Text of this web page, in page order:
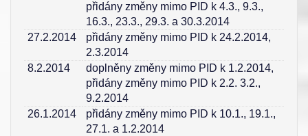
přidány změny mimo PID k 4.3., 9.3.,
16.3., 23.3., 29.3. a 30.3.2014
27.2.2014
přidány změny mimo PID k 24.2.2014,
2.3.2014
8.2.2014
doplněny změny mimo PID k 1.2.2014,
přidány změny mimo PID k 2.2. 3.2.,
9.2.2014
26.1.2014
přidány změny mimo PID k 10.1., 19.1.,
27.1. a 1.2.2014